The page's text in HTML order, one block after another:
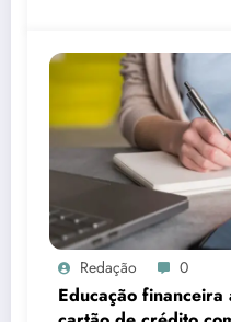
Redação 0
Educação